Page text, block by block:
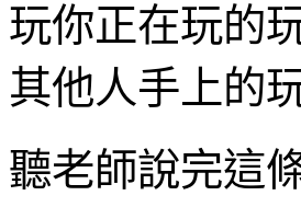
玩你正在玩的
其他人手上的
聽老師說完這